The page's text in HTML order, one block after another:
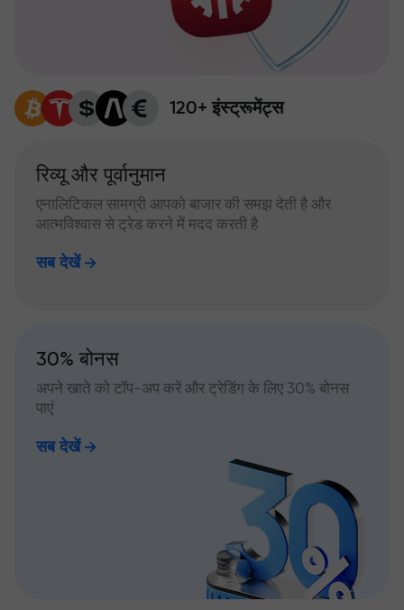
120+ इंस्ट्रूमेंट्स
रिव्यू और पूर्वानुमान
एनालिटिकल सामग्री आपको बाजार की समझ देती है और
आत्मविश्वास से ट्रेड करने में मदद करती है
सब देखें
30% बोनस
अपने खाते को टॉप-अप करें और ट्रेडिंग के लिए 30% बोनस
पाएं
सब देखें